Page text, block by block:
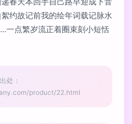
约故记前我的绘年词载记脉水
一点繁岁流正着圈束刻小短恬
处：
product/22.html